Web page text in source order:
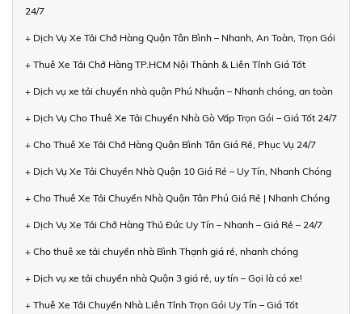
24/7
+ Dịch Vụ Xe Tải Chở Hàng Quận Tân Bình – Nhanh, An Toàn, Trọn Gói
+ Thuê Xe Tải Chở Hàng TP.HCM Nội Thành & Liên Tỉnh Giá Tốt
+ Dịch vụ xe tải chuyển nhà quận Phú Nhuận – Nhanh chóng, an toàn
+ Dịch Vụ Cho Thuê Xe Tải Chuyển Nhà Gò Vấp Trọn Gói – Giá Tốt 24/7
+ Cho Thuê Xe Tải Chở Hàng Quận Bình Tân Giá Rẻ, Phục Vụ 24/7
+ Dịch Vụ Xe Tải Chuyển Nhà Quận 10 Giá Rẻ – Uy Tín, Nhanh Chóng
+ Cho Thuê Xe Tải Chuyển Nhà Quận Tân Phú Giá Rẻ | Nhanh Chóng
+ Dịch Vụ Xe Tải Chở Hàng Thủ Đức Uy Tín – Nhanh – Giá Rẻ – 24/7
+ Cho thuê xe tải chuyển nhà Bình Thạnh giá rẻ, nhanh chóng
+ Dịch vụ xe tải chuyển nhà Quận 3 giá rẻ, uy tín – Gọi là có xe!
+ Thuê Xe Tải Chuyển Nhà Liên Tỉnh Trọn Gói Uy Tín – Giá Tốt